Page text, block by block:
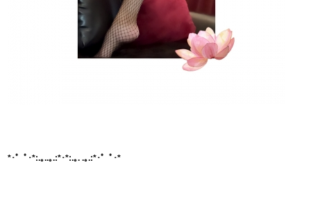
*･゜ﾟ･*:.｡..｡.:*･*:.｡. .｡.:*･゜ﾟ･*